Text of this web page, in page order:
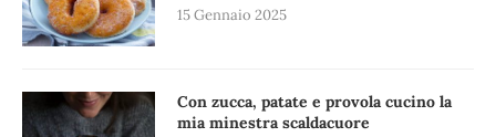
15 Gennaio 2025
Con zucca, patate e provola cucino la
mia minestra scaldacuore